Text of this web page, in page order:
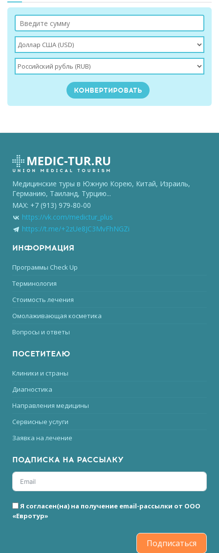
Медицинские туры в Южную Корею, Китай, Израиль,
Германию, Таиланд, Турцию...
MAX: +7 (913) 979-80-00
https://vk.com/medictur_plus
https://t.me/+2zUe8JC3MvFhNGZi
ИНФОРМАЦИЯ
Программы Check Up
Терминология
Стоимость лечения
Омолаживающая косметика
Вопросы и ответы
ПОСЕТИТЕЛЮ
Клиники и страны
Диагностика
Направления медицины
Сервисные услуги
Заявка на лечение
ПОДПИСКА НА РАССЫЛКУ
Я согласен(на) на получение email-рассылки от ООО
«Евротур»
Подписаться